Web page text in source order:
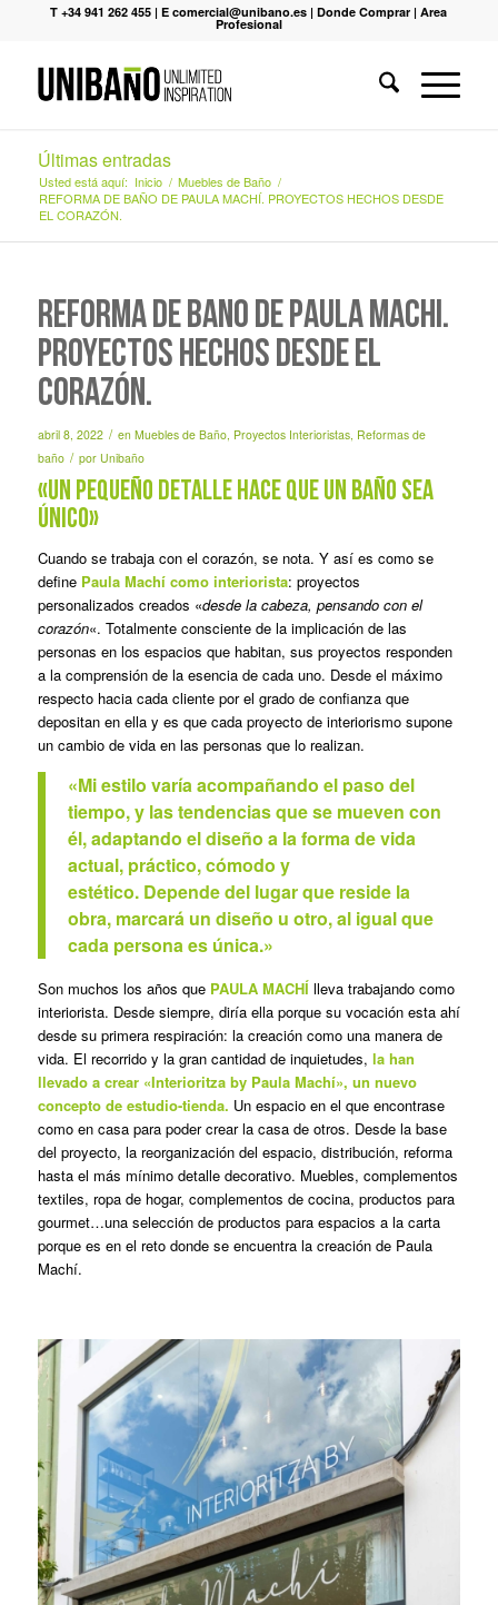
T +34 941 262 455 |E comercial@unibano.es |Donde Comprar |Area
Profesional
Últimas entradas
Usted está aquí: Inicio / Muebles de Baño /
REFORMA DE BAÑO DE PAULA MACHÍ. PROYECTOS HECHOS DESDE
EL CORAZÓN.
REFORMA DE BAÑO DE PAULA MACHÍ.
PROYECTOS HECHOS DESDE EL
CORAZÓN.
abril 8, 2022 / en Muebles de Baño, Proyectos Interioristas, Reformas de
baño / por Unibaño
«Un pequeño detalle hace que un baño sea
único»
Cuando se trabaja con el corazón, se nota. Y así es como se
definePaula Machí como interiorista: proyectos
personalizados creados «desde la cabeza, pensando con el
corazón«. Totalmente consciente de la implicación de las
personas en los espacios que habitan, sus proyectos responden
a la comprensión de la esencia de cada uno. Desde el máximo
respecto hacia cada cliente por el grado de confianza que
depositan en ella y es que cada proyecto de interiorismo supone
un cambio de vida en las personas que lo realizan.
«Mi estilo varía acompañando el paso del
tiempo, y las tendencias que se mueven con
él, adaptando el diseño a la forma de vida
actual, práctico, cómodo y
estético. Depende del lugar que reside la
obra, marcará un diseño u otro, al igual que
cada persona es única.»
Son muchos los años que PAULA MACHÍlleva trabajando como
interiorista. Desde siempre, diría ella porque su vocación esta ahí
desde su primera respiración: la creación como una manera de
vida. El recorrido y la gran cantidad de inquietudes, la han
llevado a crear «Interioritza by Paula Machí», un nuevo
concepto de estudio-tienda. Un espacio en el que encontrase
como en casa para poder crear la casa de otros. Desde la base
del proyecto, la reorganización del espacio, distribución, reforma
hasta el más mínimo detalle decorativo. Muebles, complementos
textiles, ropa de hogar, complementos de cocina, productos para
gourmet…una selección de productos para espacios a la carta
porque es en el reto donde se encuentra la creación de Paula
Machí.